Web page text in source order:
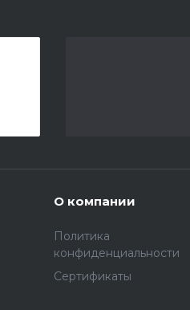
О компании
Политика
конфиденциальности
Сертификаты